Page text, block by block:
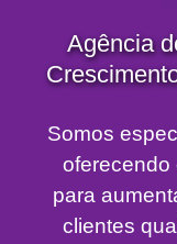
Agência
Somos
oferecendo
para
clientes